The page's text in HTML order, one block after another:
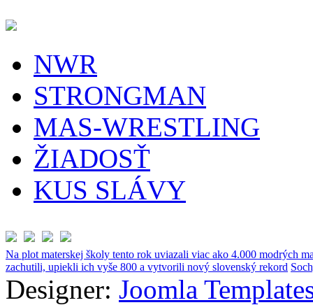
NWR
STRONGMAN
MAS-WRESTLING
ŽIADOSŤ
KUS SLÁVY
Na plot materskej školy tento rok uviazali viac ako 4.000 modrých
zachutili, upiekli ich vyše 800 a vytvorili nový slovenský rekord
Designer: Joomla